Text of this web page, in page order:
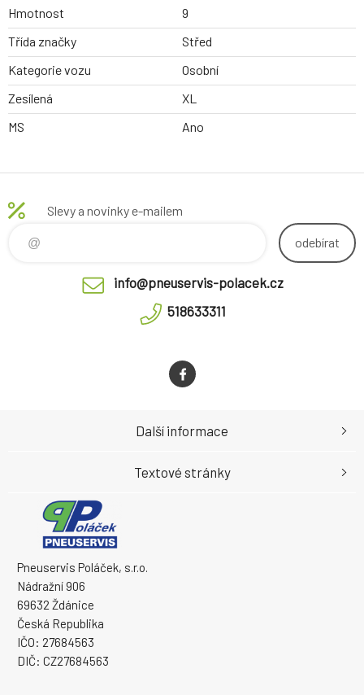
Hmotnost
9
Třída značky
Střed
Kategorie vozu
Osobní
Zesílená
XL
MS
Ano
Slevy a novinky e-mailem
odebírat
info@pneuservis-polacek.cz
518633311
Pneuservis Poláček, s.r.o.
Nádražní 906
69632 Ždánice
Česká Republika
IČO: 27684563
DIČ: CZ27684563
Další informace
Textové stránky